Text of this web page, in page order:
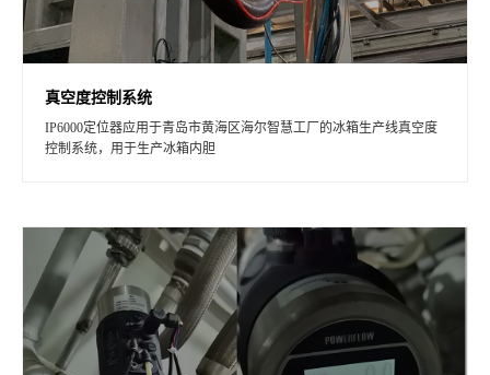
真空度控制系统
IP6000定位器应用于青岛市黄海区海尔智慧工厂的冰箱生产线真空度
控制系统，用于生产冰箱内胆